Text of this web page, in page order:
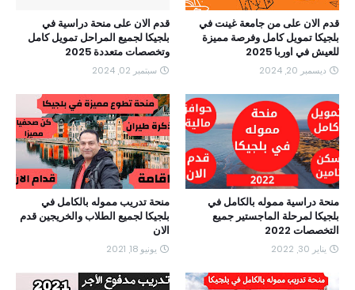
قدم الان على من جامعة غينت في
بلجيكا تمويل كامل وفرصة مميزة
للعيش في اوربا 2025
ديسمبر 20, 2024
قدم الان على منحة دراسية في
بلجيكا لجميع المراحل تمويل كامل
وتخصصات متعددة 2025
سبتمبر 02, 2024
منحة دراسية مموله بالكامل في
بلجيكا لمرحلة الماجستير جميع
التخصصات 2022
يناير 30, 2022
منحة تدريب مموله بالكامل في
بلجيكا لجميع الطلاب والخريجين قدم
الان
يونيو 18, 2021